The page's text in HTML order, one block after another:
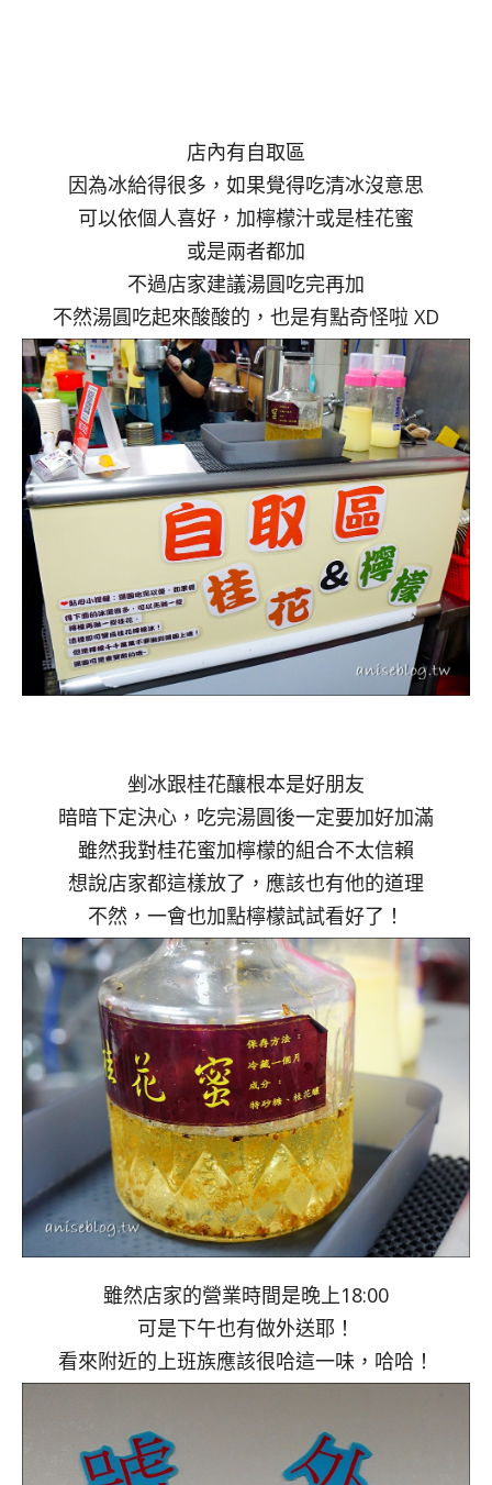
店內有自取區
因為冰給得很多，如果覺得吃清冰沒意思
可以依個人喜好，加檸檬汁或是桂花蜜
或是兩者都加
不過店家建議湯圓吃完再加
不然湯圓吃起來酸酸的，也是有點奇怪啦 XD
剉冰跟桂花釀根本是好朋友
暗暗下定決心，吃完湯圓後一定要加好加滿
雖然我對桂花蜜加檸檬的組合不太信賴
想說店家都這樣放了，應該也有他的道理
不然，一會也加點檸檬試試看好了！
雖然店家的營業時間是晚上18:00
可是下午也有做外送耶！
看來附近的上班族應該很哈這一味，哈哈！